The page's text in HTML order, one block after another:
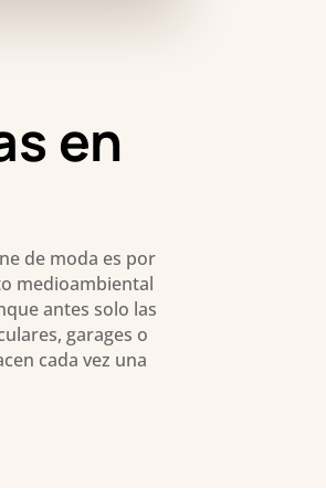
en
de moda es por
medioambiental
antes solo las
garages o
cada vez una